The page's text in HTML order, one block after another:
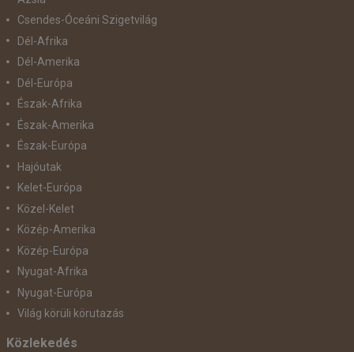
Csendes-Óceáni Szigetvilág
Dél-Afrika
Dél-Amerika
Dél-Európa
Észak-Afrika
Észak-Amerika
Észak-Európa
Hajóutak
Kelet-Európa
Közel-Kelet
Közép-Amerika
Közép-Európa
Nyugat-Afrika
Nyugat-Európa
Világ körüli körutazás
Közlekedés